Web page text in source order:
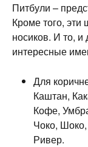
Питбули –
Кроме того, эти
носиков. И то, и
интересные
Для
Каштан,
Кофе,
Чоко,
Ривер.